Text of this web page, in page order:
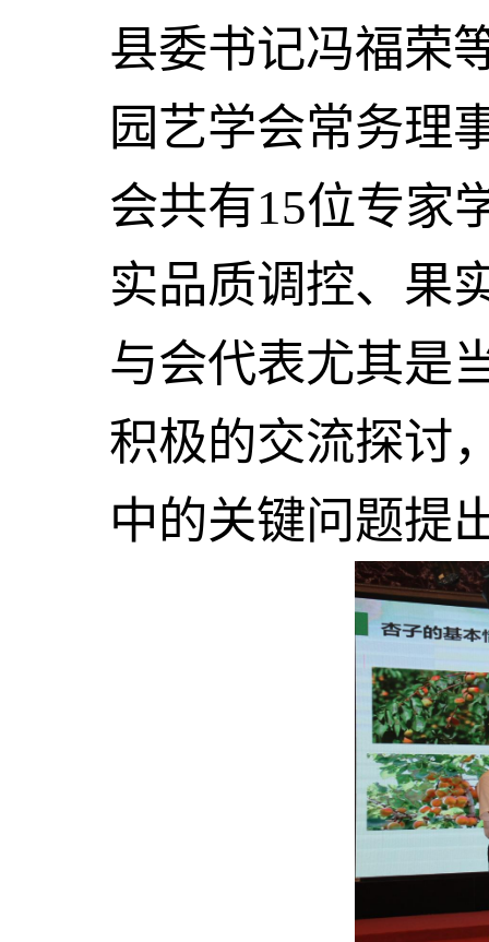
县委书记冯福荣
园艺学会常务理
会共有15位专家
实品质调控、果
与会代表尤其是
积极的交流探讨
中的关键问题提